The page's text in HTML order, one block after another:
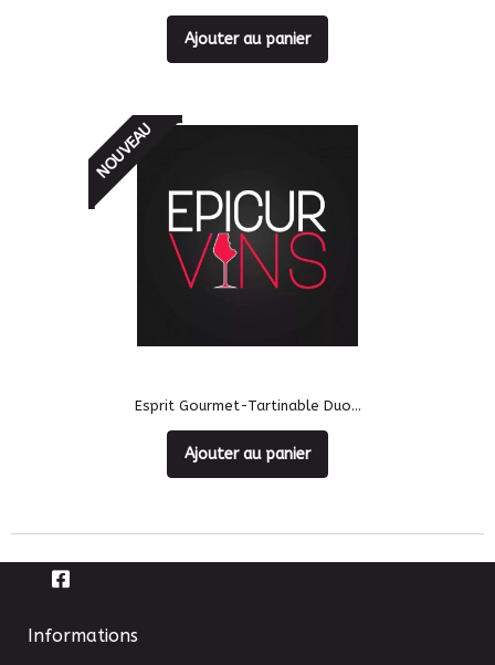
Ajouter au panier
NOUVEAU
Esprit Gourmet-Tartinable Duo...
Ajouter au panier
Informations